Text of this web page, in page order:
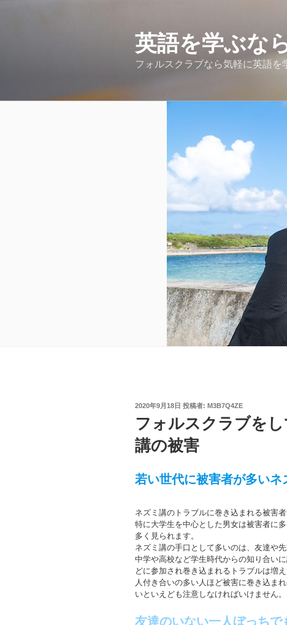
英語を学ぶな
フォルスクラブなら気軽に英語を
投
日:
2020年9月18日 投稿者: M3B7Q4ZE
フォルスクラブを
講の被害
若い世代に被害者が多いネ
ネズミ講のトラブルに巻き込まれる被害
特に大学生を中心とした男女は被害者に
多く見られます。
ネズミ講の手口として多いのは、友達や
中学や高校など学生時代からの知り合い
どに参加され巻き込まれるトラブルは増え
人付き合いの多い人ほど被害に巻き込ま
いといえども注意しなければいけません。
友達のいない一人ぼっちで